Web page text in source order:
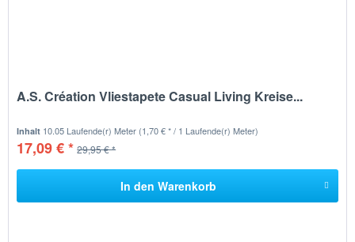
A.S. Création Vliestapete Casual Living Kreise...
Inhalt 10.05 Laufende(r) Meter (1,70 € * / 1 Laufende(r) Meter)
17,09 € * 29,95 € *
In den Warenkorb